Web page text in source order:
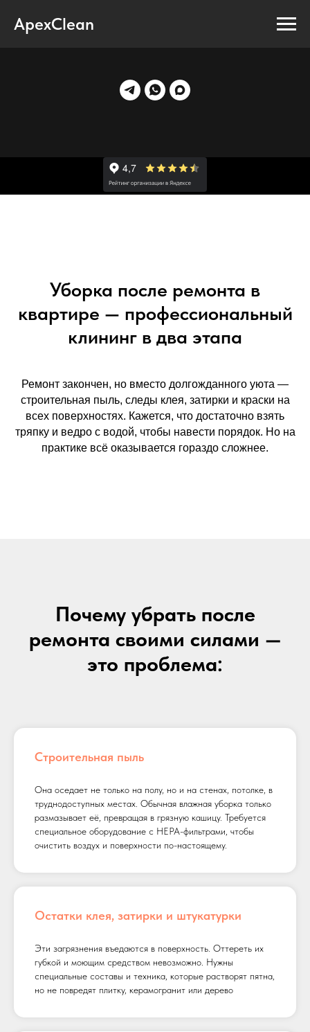
ApexClean
Уборка после ремонта в
квартире — профессиональный
клининг в два этапа
Ремонт закончен, но вместо долгожданного уюта —
строительная пыль, следы клея, затирки и краски на
всех поверхностях. Кажется, что достаточно взять
тряпку и ведро с водой, чтобы навести порядок. Но на
практике всё оказывается гораздо сложнее.
Почему убрать после
ремонта своими силами —
это проблема:
Строительная пыль
Она оседает не только на полу, но и на стенах, потолке, в
труднодоступных местах. Обычная влажная уборка только
размазывает её, превращая в грязную кашицу. Требуется
специальное оборудование с HEPA-фильтрами, чтобы
очистить воздух и поверхности по-настоящему.
Остатки клея, затирки и штукатурки
Эти загрязнения въедаются в поверхность. Оттереть их
губкой и моющим средством невозможно. Нужны
специальные составы и техника, которые растворят пятна,
но не повредят плитку, керамогранит или дерево